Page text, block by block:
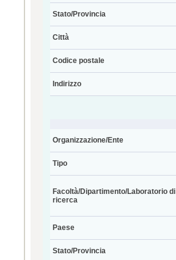
Stato/Provincia
Città
Codice postale
Indirizzo
Organizzazione/Ente
Tipo
Facoltà/Dipartimento/Laboratorio di
ricerca
Paese
Stato/Provincia